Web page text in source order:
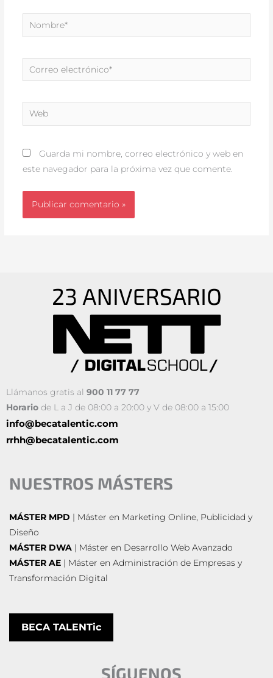
Nombre*
Correo
electrónico*
Web
Guarda mi nombre, correo electrónico y web en
este navegador para la próxima vez que comente.
Llámanos gratis al 900 11 77 77
Horario de L a J de 08:00 a 20:00 y V de 08:00 a 15:00
info@becatalentic.com
rrhh@becatalentic.com
NUESTROS MÁSTERS
MÁSTER MPD | Máster en Marketing Online, Publicidad y
Diseño
MÁSTER DWA | Máster en Desarrollo Web Avanzado
MÁSTER AE | Máster en Administración de Empresas y
Transformación Digital
BECA TALENTic
SÍGUENOS